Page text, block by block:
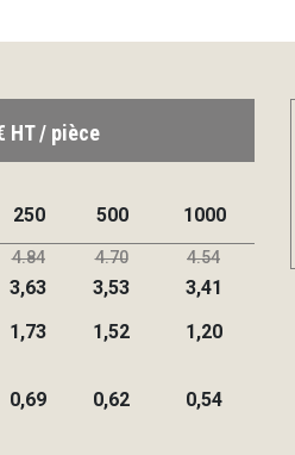
HT / pièce
250 500 1000
4.84 4.70 4.54
3,63 3,53
3,41
1,73 1,52 1,20
0,69 0,62 0,54